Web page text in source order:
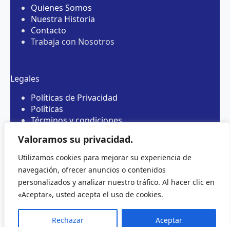
Valoramos su privacidad.
Utilizamos cookies para mejorar su experiencia de
navegación, ofrecer anuncios o contenidos
personalizados y analizar nuestro tráfico. Al hacer clic en
«Aceptar», usted acepta el uso de cookies.
Rechazar Aceptar
Quienes Somos
Nuestra Historia
Contacto
Trabaja con Nosotros
Legales
Políticas de Privacidad
Políticas
Términos y condiciones